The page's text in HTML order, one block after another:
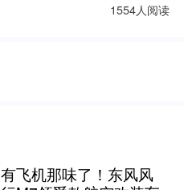
1554人阅读
有飞机那味了！东风风